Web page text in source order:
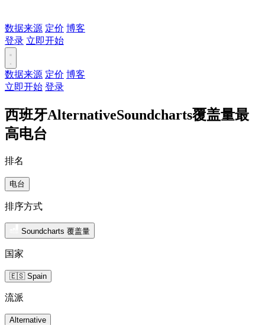
数据来源 定价 博客
登录 立即开始
数据来源 定价 博客
立即开始 登录
西班牙AlternativeSoundcharts覆盖量最
高电台
排名
电台
排序方式
Soundcharts 覆盖量
国家
🇪🇸 Spain
流派
Alternative